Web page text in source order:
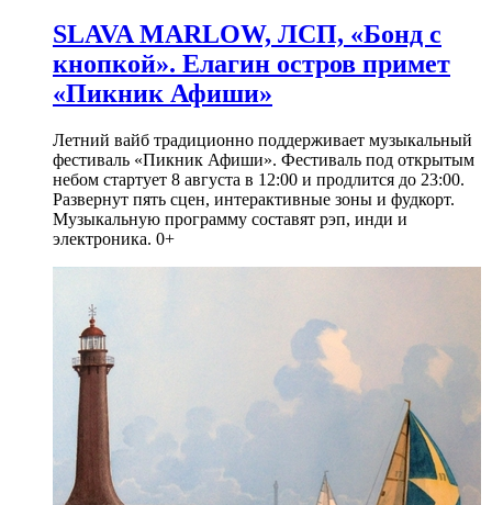
SLAVA MARLOW, ЛСП, «Бонд с
кнопкой». Елагин остров примет
«Пикник Афиши»
Летний вайб традиционно поддерживает музыкальный
фестиваль «Пикник Афиши». Фестиваль под открытым
небом стартует 8 августа в 12:00 и продлится до 23:00.
Развернут пять сцен, интерактивные зоны и фудкорт.
Музыкальную программу составят рэп, инди и
электроника. 0+